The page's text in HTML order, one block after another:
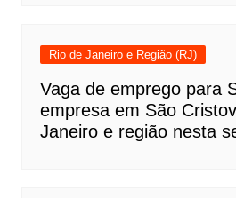
Rio de Janeiro e Região (RJ)
Vaga de emprego para
empresa em São
Janeiro e região nesta